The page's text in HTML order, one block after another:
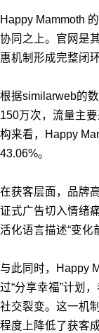
Happy Mammoth
协同之上。官网是
惠机制形成完整闭
根据similarweb的
150万次，流量主
构来看，Happy
43.06%。
在获客层面，品牌
证式广告切入情绪
活化语言描述“变化
与此同时，Happy
过“分享幸福”计划
社交裂变。这一机
程度上降低了获客成